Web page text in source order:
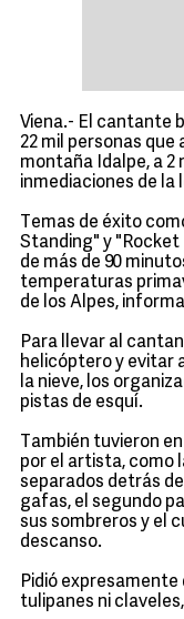
Viena.- El cantante
22 mil personas
montaña Idalpe, a 2
inmediaciones de la
Temas de éxito
Standing" y
de más de 90
temperaturas
de los Alpes,
Para llevar al
helicóptero y evitar
la nieve, los
pistas de esquí.
También tuvieron
por el artista, como
separados detrás
gafas, el segundo
sus sombreros y el
descanso.
Pidió
tulipanes ni